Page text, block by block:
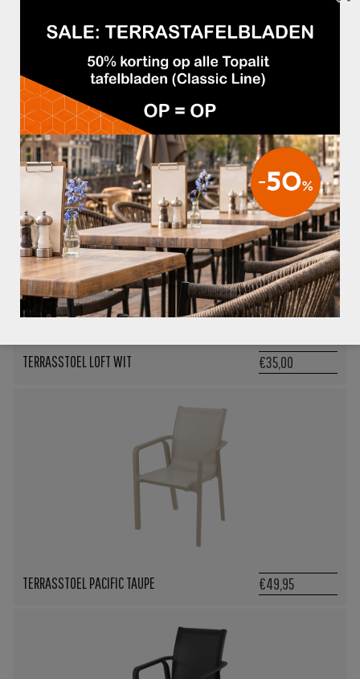
TERRASSTOEL LOFT TAUPE €35,00
TERRASSTOEL LOFT WIT €35,00
TERRASSTOEL PACIFIC TAUPE €49,95